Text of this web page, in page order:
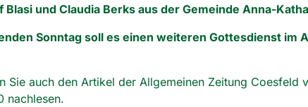
Blasi und Claudia Berks aus der Gemeinde Anna-
Sonntag soll es einen weiteren Gottesdienst im
Sie auch den Artikel der Allgemeinen Zeitung Coesfeld
nachlesen.